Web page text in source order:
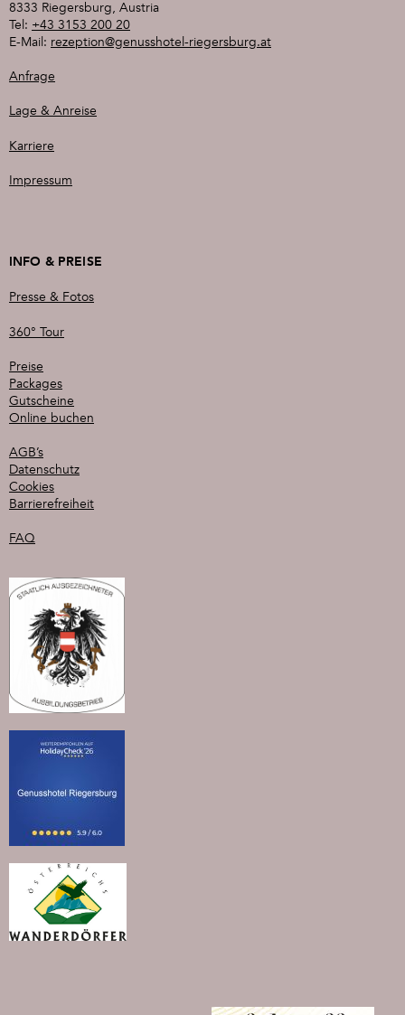
Flugbuchung
Gerne organisieren wir Ihnen eine Abholung vom Bahnhof
8333 Riegersburg, Austria
Tel: +43 3153 200 20
E-Mail: rezeption@genusshotel-riegersburg.at
Anfrage
Lage & Anreise
Karriere
Impressum
INFO & PREISE
Presse & Fotos
360° Tour
Preise
Packages
Gutscheine
Online buchen
AGB’s
Datenschutz
Cookies
Barrierefreiheit
FAQ